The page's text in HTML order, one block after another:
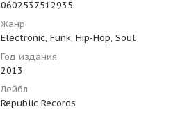
0602537512935
Жанр
Electronic, Funk, Hip-Hop, Soul
Год издания
2013
Лейбл
Republic Records